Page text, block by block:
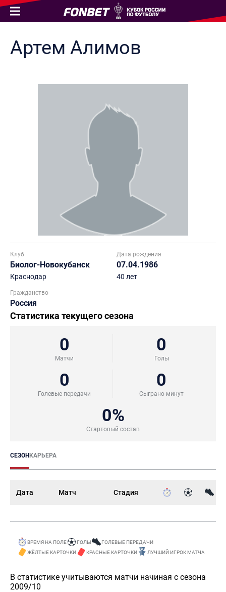
Артем Алимов
Клуб
Биолог-Новокубанск
Краснодар
Дата рождения
07.04.1986
40 лет
Гражданство
Россия
Статистика текущего сезона
0
Матчи
0
Голы
0
Голевые передачи
0
Сыграно минут
0%
Стартовый состав
СЕЗОНКАРЬЕРА
Дата Матч Стадия
ВРЕМЯ НА ПОЛЕ ГОЛЫ
ГОЛЕВЫЕ ПЕРЕДАЧИ
ЖЁЛТЫЕ КАРТОЧКИ
КРАСНЫЕ КАРТОЧКИ ЛУЧШИЙ ИГРОК МАТЧА
В статистике учитываются матчи начиная с сезона
2009/10